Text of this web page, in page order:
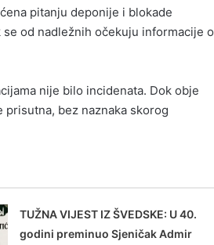
pitanju deponije i blokade
od nadležnih očekuju informacije o
nije bilo incidenata. Dok obje
bez naznaka skorog
TUŽNA VIJEST IZ ŠVEDSKE: U 40.
godini preminuo Sjeničak Admir